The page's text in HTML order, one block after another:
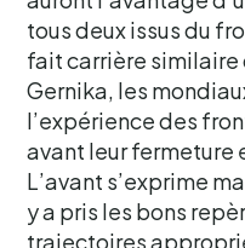
tous deux issus du
fait carrière
Gernika, les
l’expérience des
avant leur fermeture
L’avant s’exprime
y a pris les bons
trajectoires